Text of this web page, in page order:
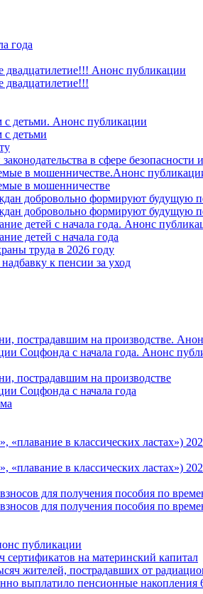
года
двадцатилетие!!! Анонс публикации
двадцатилетие!!!
с детьми. Анонс публикации
детьми
в сфере безопасности
в мошенничестве.Анонс
в мошенничестве
добровольно формируют будущую
добровольно формируют будущую
детей с начала года. Анонс
детей с начала года
труда в 2026 году
к пенсии за уход
пострадавшим на производстве.
Соцфонда с начала года. Анонс
пострадавшим на производстве
Соцфонда с начала года
в классических ластах»)
в классических ластах»)
для получения пособия по
для получения пособия по
публикации
на материнский капитал
жителей, пострадавших от
выплатило пенсионные накопления